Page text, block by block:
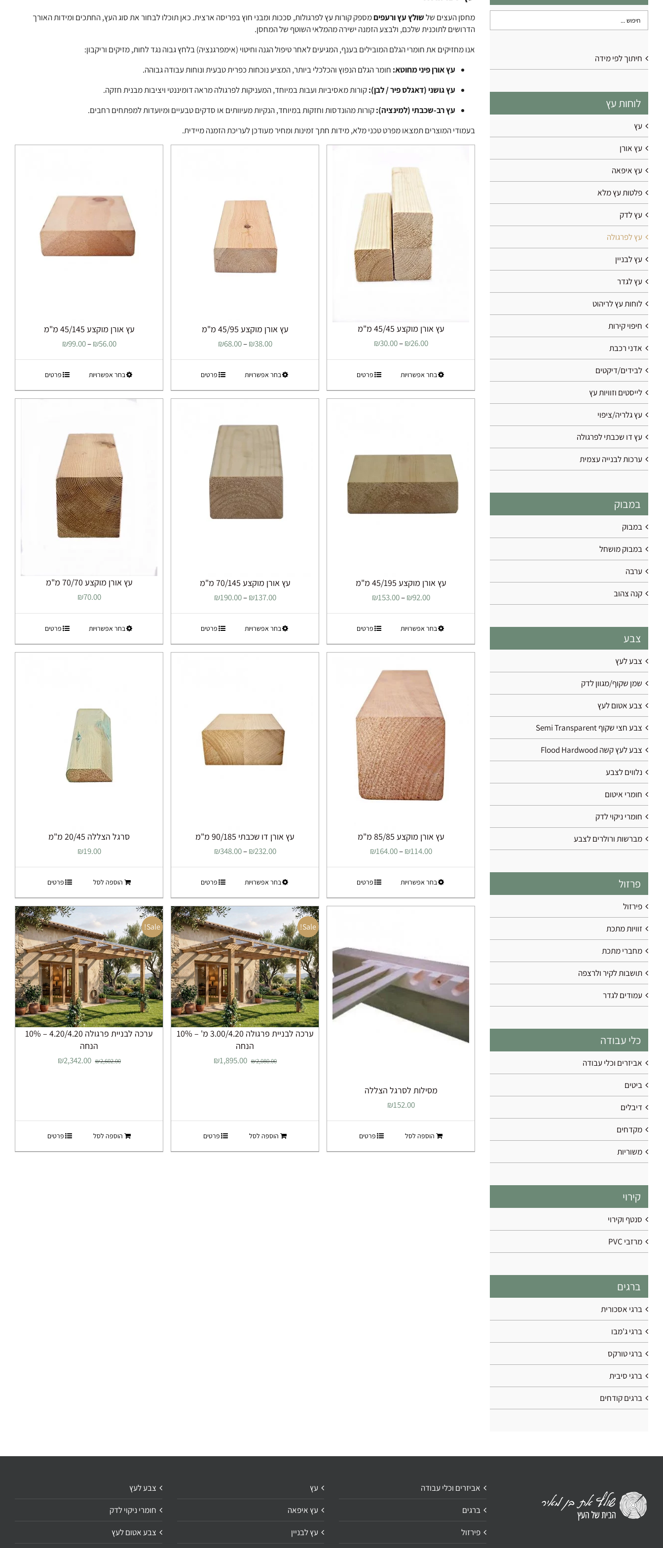
מחסן העצים שלשולץ עץ ורעפיםמספק קורות עץ לפרגולות, סככות ומבני חוץ בפריסה ארצית. כאן תוכלו לבחור את סוג העץ, החתכים ומידות האורך
הדרושים לתוכנית שלכם, ולבצע הזמנה ישירה מהמלאי השוטף של המחסן.
אנו מחזיקים את חומרי הגלם המובילים בענף, המגיעים לאחר טיפול הגנה וחיטוי (אימפרגנציה) בלחץ גבוה נגד לחות, מזיקים וריקבון:
עץ אורן פיני מחוטא: חומר הגלם הנפוץ והכלכלי ביותר, המציע נוכחות כפרית טבעית ונוחות עבודה גבוהה.
עץ גושני (דאגלס פיר / לבן):קורות מאסיביות ועבות במיוחד, המעניקות לפרגולה מראה דומיננטי ויציבות מבנית חזקה.
עץ רב-שכבתי (למינציה):קורות מהונדסות וחזקות במיוחד, הנקיות מעיוותים או סדקים טבעיים ומיועדות למפתחים רחבים.
בעמודי המוצרים תמצאו מפרט טכני מלא, מידות חתך זמינות ומחיר מעודכן לעריכת הזמנה מיידית.
עץ אורן מוקצע 45/45 מ"מ
₪26.00
–
₪30.00
עד
⁦₪30.00⁩
בחר אפשרויותלמוצר
זה
יש
את
בעמוד
המוצר
פרטים
עץ אורן מוקצע 45/95 מ"מ
₪38.00
–
₪68.00
עד
⁦₪68.00⁩
בחר אפשרויותלמוצר
זה
יש
סוגים.
את
האפשרויות
בעמוד
המוצר
פרטים
עץ אורן מוקצע 45/145 מ"מ
₪56.00
–
₪99.00
עד
⁦₪99.00⁩
בחר אפשרויותלמוצר
זה
יש
ניתן
את
האפשרויות
בעמוד
המוצר
פרטים
עץ אורן מוקצע 45/195 מ"מ
₪92.00
–
₪153.00
עד
⁦₪153.00⁩
בחר אפשרויותלמוצר
זה
יש
האפשרויות
בעמוד
המוצר
פרטים
עץ אורן מוקצע 70/145 מ"מ
₪137.00
–
₪190.00
עד
⁦₪190.00⁩
בחר אפשרויותלמוצר
זה
יש
את
האפשרויות
בעמוד
המוצר
פרטים
עץ אורן מוקצע 70/70 מ"מ
₪70.00
בחר אפשרויותלמוצר
זה
יש
את
האפשרויות
בעמוד
המוצר
פרטים
עץ אורן מוקצע 85/85 מ"מ
₪114.00
–
₪164.00
עד
⁦₪164.00⁩
בחר אפשרויותלמוצר
זה
יש
לבחור
את
האפשרויות
בעמוד
פרטים
עץ אורן דו שכבתי 90/185 מ"מ
₪232.00
–
₪348.00
עד
⁦₪348.00⁩
בחר אפשרויותלמוצר
זה
יש
סוגים.
ניתן
לבחור
את
האפשרויות
בעמוד
המוצר
פרטים
סרגל הצללה 20/45 מ"מ
₪19.00
הוספה לסל פרטים
מסילות לסרגל הצללה
₪152.00
הוספה לסל פרטים
Sale!
ערכה לבניית פרגולה 3.00/4.20 מ' – 10%
הנחה
₪2,080.00
המחיר
₪1,895.00
הוספה לסל פרטים
Sale!
ערכה לבניית פרגולה 4.20/4.20 – 10%
הנחה
₪2,602.00
המחיר
₪2,342.00
הוספה לסל פרטים
חיתוך לפי מידה
לוחות עץ
עץ
עץ אורן
עץ איפאה
פלטות עץ מלא
עץ לדק
עץ לפרגולה
עץ לבניין
עץ לגדר
לוחות עץ לריהוט
חיפוי קירות
אדני רכבת
לבידים/דיקטים
לייסטים וזוויות עץ
עץ גלריה/ציפוי
עץ דו שכבתי לפרגולה
ערכות לבנייה עצמית
במבוק
במבוק
במבוק מושחל
ערבה
קנה צהוב
צבע
צבע לעץ
שמן שקוף/מגוון לדק
צבע אטום לעץ
צבע חצי שקוף Semi Transparent
צבע לעץ קשה Flood Hardwood
נלווים לצבע
חומרי איטום
חומרי ניקוי לדק
מברשות ורולרים לצבע
פרזול
פירזול
זוויות מתכת
מחברי מתכת
תושבות לקיר ולרצפה
עמודים לגדר
כלי עבודה
אביזרים וכלי עבודה
ביטים
דיבלים
מקדחים
משוריות
קירוי
סנטף וקירוי
מרזבי PVC
ברגים
ברגי אסכורית
ברגי ג'מבו
ברגי טורקס
ברגי סיבית
ברגים קודחים
אביזרים וכלי עבודה
ברגים
פירזול
עץ
עץ איפאה
עץ לבניין
צבע לעץ
חומרי ניקוי לדק
צבע אטום לעץ